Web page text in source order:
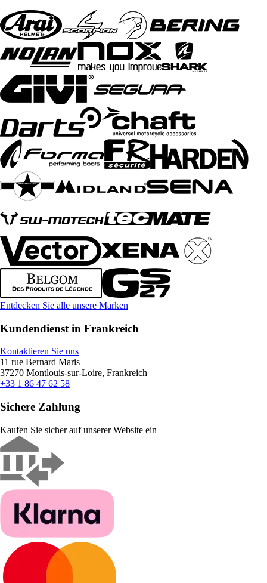
Entdecken Sie alle unsere Marken
Kundendienst in Frankreich
Kontaktieren Sie uns
11 rue Bernard Maris
37270 Montlouis-sur-Loire, Frankreich
+33 1 86 47 62 58
Sichere Zahlung
Kaufen Sie sicher auf unserer Website ein